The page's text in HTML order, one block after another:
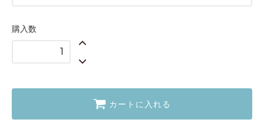
非調光対応LEDエジソン電球クリア
（+1800×6個）
購入数
カートに入れる